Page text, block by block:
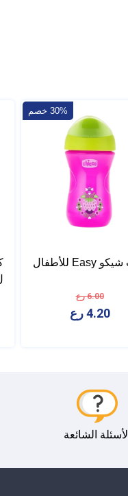
30% خصم
كوب شيكو Easy للأطفال
6.00 رع
4.20 رع
الأسئلة الشائعة